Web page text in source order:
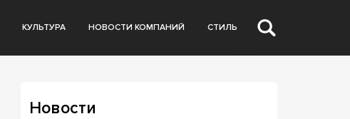
КУЛЬТУРА НОВОСТИ КОМПАНИЙ СТИЛЬ
Новости